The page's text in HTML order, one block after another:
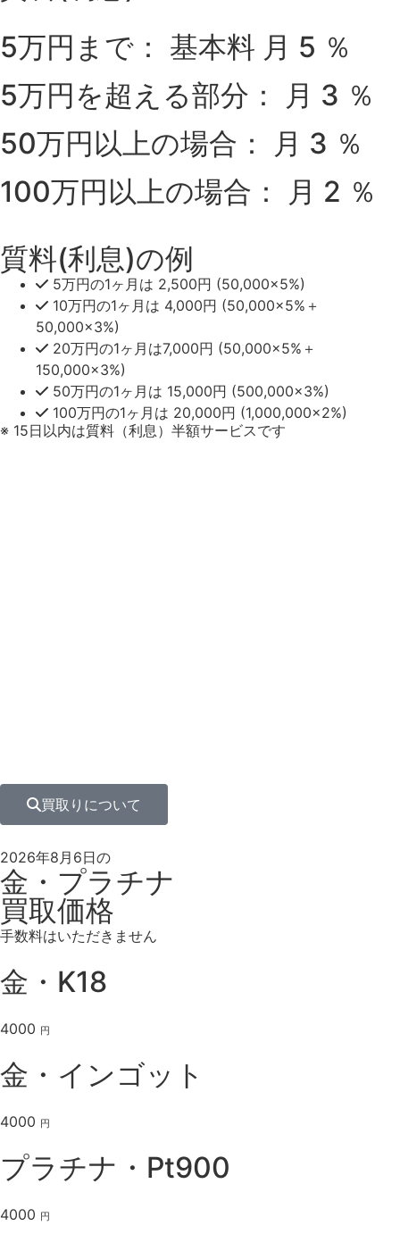
5万円 まで： 基本料 月 5 ％
5万円を超える部分： 月 3 ％
50万円以上の場合： 月 3 ％
100万円以上の場合： 月 2 ％
質料(利息)の例
5万円の1ヶ月は 2,500円 (50,000×5%)
10万円の1ヶ月は 4,000円 (50,000×5%＋
50,000×3%)
20万円の1ヶ月は7,000円 (50,000×5%＋
150,000×3%)
50万円の1ヶ月は 15,000円 (500,000×3%)
100万円の1ヶ月は 20,000円 (1,000,000×2%)
※ 15日以内は質料（利息）半額サービスです
買取りについて
2026年8月6日の
金・プラチナ
買取価格
手数料はいただきません
金・K18
4000 円
金・インゴット
4000 円
プラチナ・Pt900
4000 円